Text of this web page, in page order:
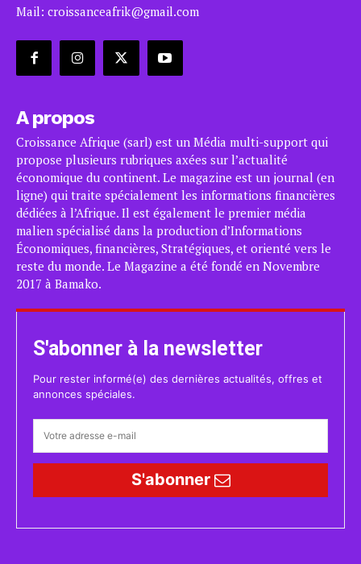
Mail: croissanceafrik@gmail.com
A propos
Croissance Afrique (sarl) est un Média multi-support qui
propose plusieurs rubriques axées sur l’actualité
économique du continent. Le magazine est un journal (en
ligne) qui traite spécialement les informations financières
dédiées à l’Afrique. Il est également le premier média
malien spécialisé dans la production d’Informations
Économiques, financières, Stratégiques, et orienté vers le
reste du monde. Le Magazine a été fondé en Novembre
2017 à Bamako.
S'abonner à la newsletter
Pour rester informé(e) des dernières actualités, offres et
annonces spéciales.
S'abonner